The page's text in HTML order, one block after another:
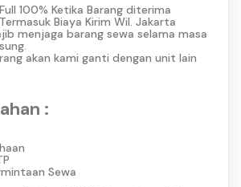
100% Ketika Barang diterima
Biaya Kirim Wil. Jakarta
menjaga barang sewa selama masa
akan kami ganti dengan unit lain
:
Sewa